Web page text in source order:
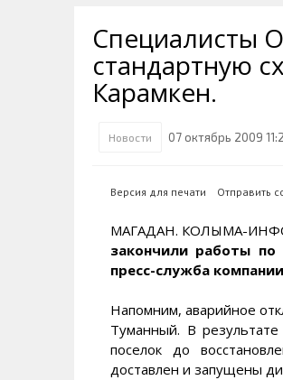
Их надо знать. Галерея
Колымы
Достопримечательности
Магадана и области
Туристическик маршруты
Наркоте нет
Аэропорт Магадан
Полицейских не бить
Сельское хозяйство
Специалисты
стандартную
Карамкен.
Новости 07 октябрь 2009
Версия для печати Отправить
МАГАДАН. КОЛЫМА-
закончили работы
пресс-служба
Напомним, аварийное
Туманный. В
поселок до
доставлен и запущены